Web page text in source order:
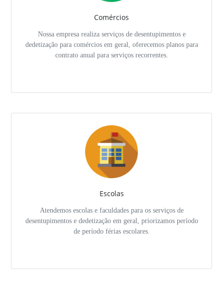
Comércios
Nossa empresa realiza serviços de desentupimentos e
dedetização para comércios em geral, oferecemos planos para
contrato anual para serviços recorrentes.
Escolas
Atendemos escolas e faculdades para os serviços de
desentupimentos e dedetização em geral, priorizamos período
de período férias escolares.